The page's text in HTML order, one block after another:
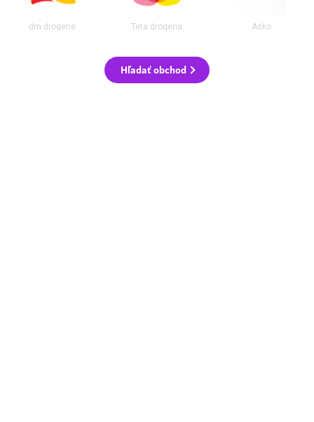
dm drogerie Teta drogéria Asko
Hľadať obchod